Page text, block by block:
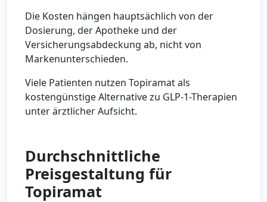
Die Kosten hängen hauptsächlich von der
Dosierung, der Apotheke und der
Versicherungsabdeckung ab, nicht von
Markenunterschieden.
Viele Patienten nutzen Topiramat als
kostengünstige Alternative zu GLP-1-Therapien
unter ärztlicher Aufsicht.
Durchschnittliche
Preisgestaltung für
Topiramat